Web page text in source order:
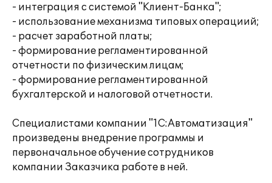
- интеграция с системой "Клиент-Банка";
- использование механизма типовых операциий;
- расчет заработной платы;
- формирование регламентированной
отчетности по физическим лицам;
- формирование регламентированной
бухгалтерской и налоговой отчетности.
Специалистами компании "1С:Автоматизация"
произведены внедрение программы и
первоначальное обучение сотрудников
компании Заказчика работе в ней.